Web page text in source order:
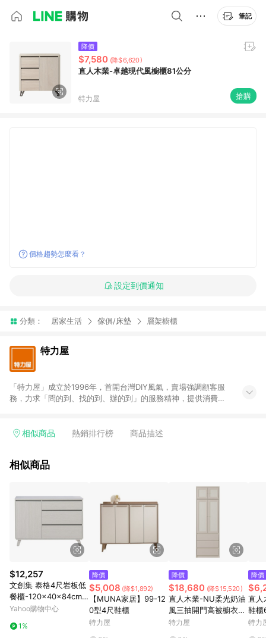
筆記
降價
$7,580 (降$6,620)
直人木業-卓越現代風櫥櫃81公分
特力屋 搶購
價格趨勢怎麼看？
設定到價通知
分類： 居家生活 傢俱/床墊 層架櫥櫃
特力屋
「特力屋」成立於1996年，首開台灣DIY風氣，賣場強調顧客服
務，力求「問的到、找的到、辦的到」的服務精神，提供消費者
客找到居家修繕、佈置或裝潢時所需；另外，在各家分店內規劃
等各方面進行整合，提升服務質感，期望每一位來店顧客，能輕
結帳流程(Easy to buy)、每次到「特力屋」購物都能得到新的啟
發與靈感(Exciting experience)，同時持續提供消費者居家修繕
最佳解決方案，以創造優質居家環境為首要目標，成為消費者打
造幸福家園時的優先選擇。
相似商品 熱銷排行榜 商品描述
相似商品
$12,257
文創集 泰格4尺岩板低
餐櫃-120x40x84cm
免組
Yahoo購物中心
1%
降價
$5,008 (降$1,892)
【MUNA家居】99-12
0型4尺鞋櫃
特力屋
降價
$18,680 (降$15,520)
直人木業-NU柔光奶油
風三抽開門高被櫥衣櫃
75公分
特力屋
降價
直人
鞋櫃
特力